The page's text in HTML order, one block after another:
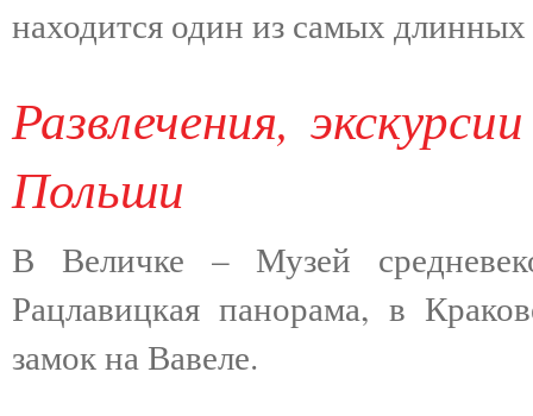
находится один из самых
Развлечения,
Польши
В Величке – Музей
Рацлавицкая панорама, в
замок на Вавеле.